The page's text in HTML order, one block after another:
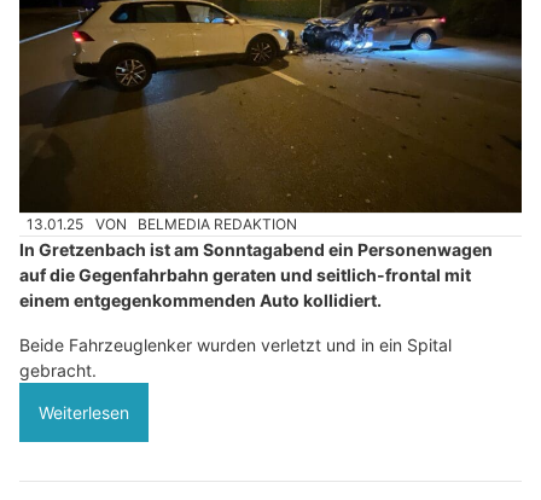
13.01.25 VON BELMEDIA REDAKTION
In Gretzenbach ist am Sonntagabend ein Personenwagen
auf die Gegenfahrbahn geraten und seitlich-frontal mit
einem entgegenkommenden Auto kollidiert.
Beide Fahrzeuglenker wurden verletzt und in ein Spital
gebracht.
Weiterlesen